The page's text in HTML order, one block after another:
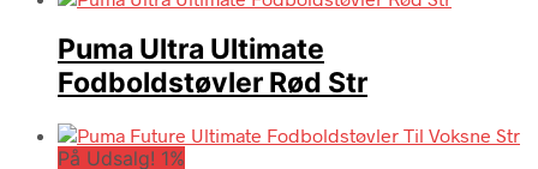
Puma Ultra Ultimate
Fodboldstøvler Rød Str
På Udsalg! 1%